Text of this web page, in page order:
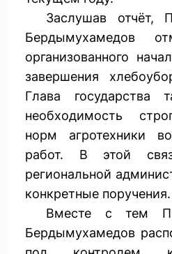
Заслушав отчёт,
Бердымухамедов
организованного
завершения
Глава государства
необходимость
норм агротехники
работ. В этой
региональной
конкретные поручения.
Вместе с тем
Бердымухамедов